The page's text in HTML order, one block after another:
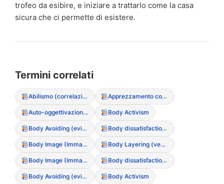
trofeo da esibire, e iniziare a trattarlo come la casa
sicura che ci permette di esistere.
Termini correlati
Abilismo (correlazione con l’immagine corporea) Apprezzamento corporeo
Auto-oggettivazione (vedersi come oggetto esterno) Body Activism
Body Avoiding (evitamento dello specchio o del proprio corpo) Body dissatisfaction (Insoddisfazione corporea)
Body Image (Immagine Corporea) Body Layering (vestirsi a strati per nascondere le forme)
Body Image (Immagine Corporea) Body dissatisfaction (Insoddisfazione corporea)
Body Avoiding (evitamento dello specchio o del proprio corpo) Body Activism